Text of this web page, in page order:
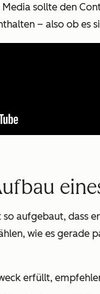
Media sollte den
– also ob es
aufgebaut, dass er
wie es gerade
erfüllt,